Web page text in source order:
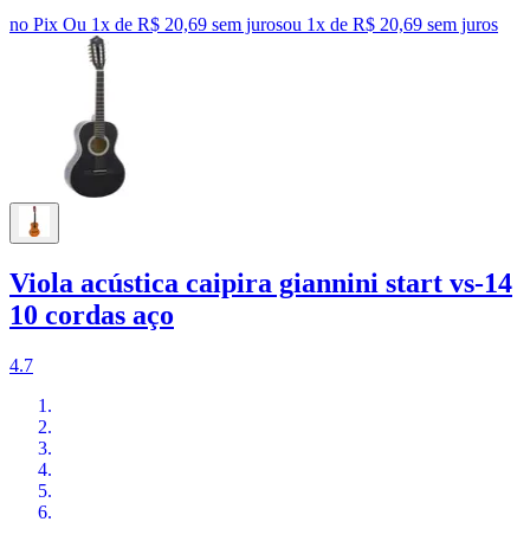
no Pix Ou 1x de R$ 20,69 sem jurosou 1x de R$ 20,69 sem juros
Viola acústica caipira giannini start vs-14
10 cordas aço
4.7